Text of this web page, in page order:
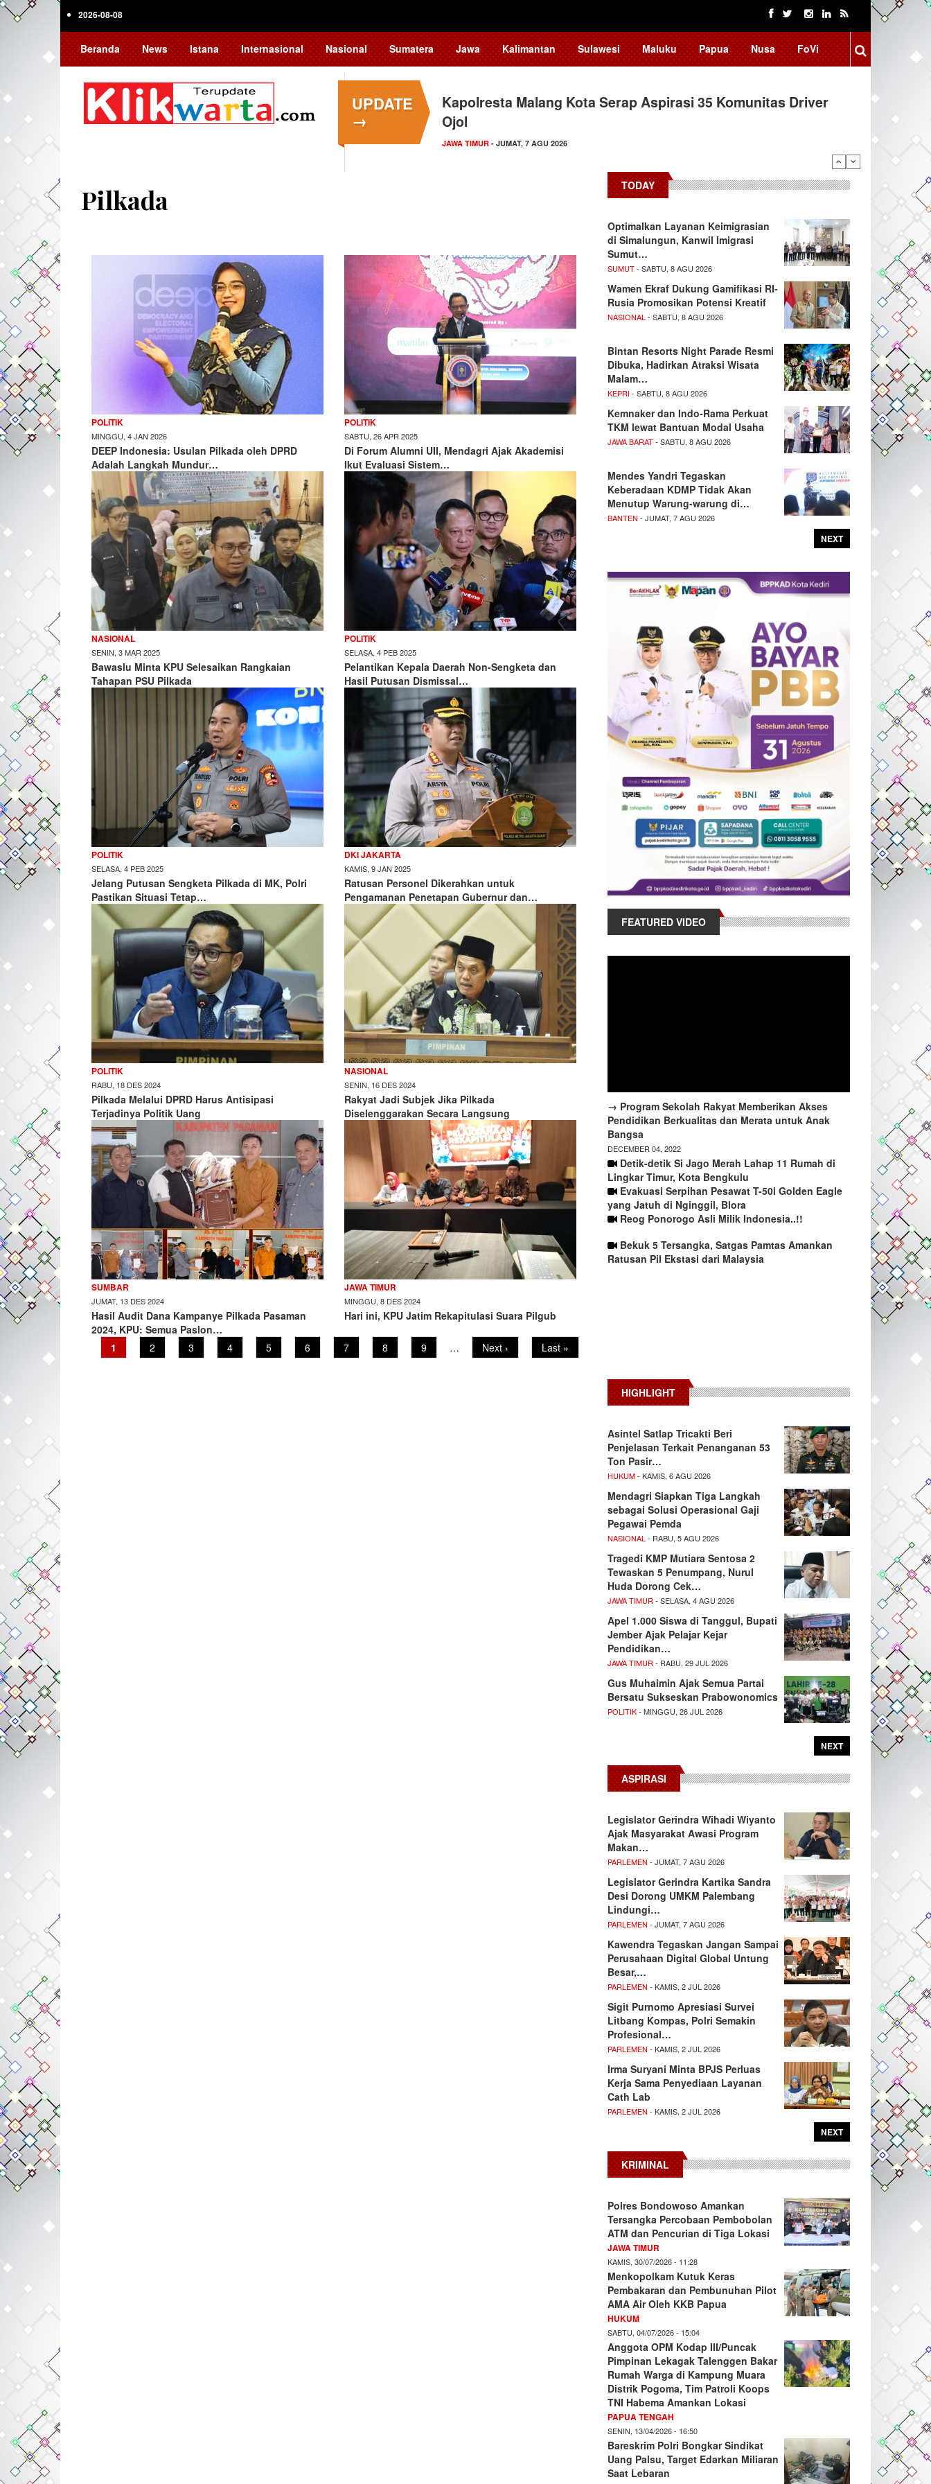
Skip
2026-08-08
Beranda News Istana Internasional Nasional Sumatera Jawa Kalimantan Sulawesi Maluku Papua Nusa FoVi
UPDATE
→
Kapolresta Malang Kota Serap Aspirasi 35 Komunitas Driver
Ojol
JAWA TIMUR - JUMAT, 7 AGU 2026
Pilkada
POLITIK
MINGGU, 4 JAN 2026
DEEP Indonesia: Usulan Pilkada oleh DPRD
Adalah Langkah Mundur…
POLITIK
SABTU, 26 APR 2025
Di Forum Alumni UII, Mendagri Ajak Akademisi
Ikut Evaluasi Sistem…
NASIONAL
SENIN, 3 MAR 2025
Bawaslu Minta KPU Selesaikan Rangkaian
Tahapan PSU Pilkada
POLITIK
SELASA, 4 PEB 2025
Pelantikan Kepala Daerah Non-Sengketa dan
Hasil Putusan Dismissal…
POLITIK
SELASA, 4 PEB 2025
Jelang Putusan Sengketa Pilkada di MK, Polri
Pastikan Situasi Tetap…
DKI JAKARTA
KAMIS, 9 JAN 2025
Ratusan Personel Dikerahkan untuk
Pengamanan Penetapan Gubernur dan…
POLITIK
RABU, 18 DES 2024
Pilkada Melalui DPRD Harus Antisipasi
Terjadinya Politik Uang
NASIONAL
SENIN, 16 DES 2024
Rakyat Jadi Subjek Jika Pilkada
Diselenggarakan Secara Langsung
SUMBAR
JUMAT, 13 DES 2024
Hasil Audit Dana Kampanye Pilkada Pasaman
2024, KPU: Semua Paslon…
JAWA TIMUR
MINGGU, 8 DES 2024
Hari ini, KPU Jatim Rekapitulasi Suara Pilgub
Current
page
1 Page
2 Page
3 Page
4 Page
5 Page
6 Page
7 Page
8 Page
9 …
Next
page
Next ›
Last
page
Last »
TODAY
Optimalkan Layanan Keimigrasian
di Simalungun, Kanwil Imigrasi
Sumut…
SUMUT- SABTU, 8 AGU 2026
Wamen Ekraf Dukung Gamifikasi RI-
Rusia Promosikan Potensi Kreatif
NASIONAL - SABTU, 8 AGU 2026
Bintan Resorts Night Parade Resmi
Dibuka, Hadirkan Atraksi Wisata
Malam…
KEPRI- SABTU, 8 AGU 2026
Kemnaker dan Indo-Rama Perkuat
TKM lewat Bantuan Modal Usaha
JAWA BARAT- SABTU, 8 AGU 2026
Mendes Yandri Tegaskan
Keberadaan KDMP Tidak Akan
Menutup Warung-warung di…
BANTEN - JUMAT, 7 AGU 2026
NEXT
FEATURED VIDEO
→ Program Sekolah Rakyat Memberikan Akses
Pendidikan Berkualitas dan Merata untuk Anak
Bangsa
DECEMBER 04, 2022
Detik-detik Si Jago Merah Lahap 11 Rumah di
Lingkar Timur, Kota Bengkulu
Evakuasi Serpihan Pesawat T-50i Golden Eagle
yang Jatuh di Nginggil, Blora
Reog Ponorogo Asli Milik Indonesia..!!
Bekuk 5 Tersangka, Satgas Pamtas Amankan
Ratusan Pil Ekstasi dari Malaysia
HIGHLIGHT
Asintel Satlap Tricakti Beri
Penjelasan Terkait Penanganan 53
Ton Pasir…
HUKUM- KAMIS, 6 AGU 2026
Mendagri Siapkan Tiga Langkah
sebagai Solusi Operasional Gaji
Pegawai Pemda
NASIONAL - RABU, 5 AGU 2026
Tragedi KMP Mutiara Sentosa 2
Tewaskan 5 Penumpang, Nurul
Huda Dorong Cek…
JAWA TIMUR - SELASA, 4 AGU 2026
Apel 1.000 Siswa di Tanggul, Bupati
Jember Ajak Pelajar Kejar
Pendidikan…
JAWA TIMUR - RABU, 29 JUL 2026
Gus Muhaimin Ajak Semua Partai
Bersatu Sukseskan Prabowonomics
POLITIK- MINGGU, 26 JUL 2026
NEXT
ASPIRASI
Legislator Gerindra Wihadi Wiyanto
Ajak Masyarakat Awasi Program
Makan…
PARLEMEN - JUMAT, 7 AGU 2026
Legislator Gerindra Kartika Sandra
Desi Dorong UMKM Palembang
Lindungi…
PARLEMEN - JUMAT, 7 AGU 2026
Kawendra Tegaskan Jangan Sampai
Perusahaan Digital Global Untung
Besar,…
PARLEMEN - KAMIS, 2 JUL 2026
Sigit Purnomo Apresiasi Survei
Litbang Kompas, Polri Semakin
Profesional…
PARLEMEN - KAMIS, 2 JUL 2026
Irma Suryani Minta BPJS Perluas
Kerja Sama Penyediaan Layanan
Cath Lab
PARLEMEN - KAMIS, 2 JUL 2026
NEXT
KRIMINAL
Polres Bondowoso Amankan
Tersangka Percobaan Pembobolan
ATM dan Pencurian di Tiga Lokasi
JAWA TIMUR
KAMIS, 30/07/2026 - 11:28
Menkopolkam Kutuk Keras
Pembakaran dan Pembunuhan Pilot
AMA Air Oleh KKB Papua
HUKUM
SABTU, 04/07/2026 - 15:04
Anggota OPM Kodap III/Puncak
Pimpinan Lekagak Talenggen Bakar
Rumah Warga di Kampung Muara
Distrik Pogoma, Tim Patroli Koops
TNI Habema Amankan Lokasi
PAPUA TENGAH
SENIN, 13/04/2026 - 16:50
Bareskrim Polri Bongkar Sindikat
Uang Palsu, Target Edarkan Miliaran
Saat Lebaran